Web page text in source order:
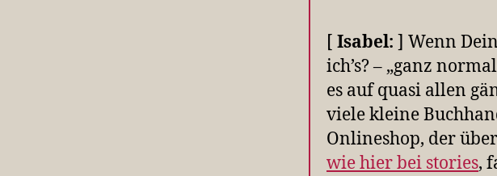
[ Isabel: ] Wenn
ich’s? – „ganz
es auf quasi allen
viele kleine
Onlineshop, der
wie hier bei stories,